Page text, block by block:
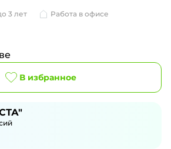
3 лет
Работа в офисе
В избранное